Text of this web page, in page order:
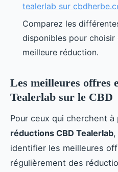
tealerlab sur
Comparez les
disponibles pour
meilleure réduction.
Les meilleures offres
Tealerlab sur le CBD
Pour ceux qui cherchent
réductions CBD Tealerlab
identifier les meilleures
régulièrement des